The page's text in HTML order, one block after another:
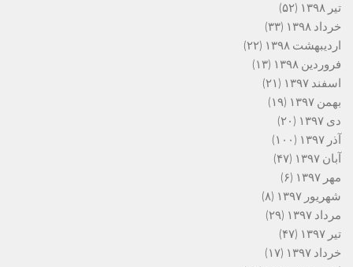
تیر ۱۳۹۸
(۵۲)
خرداد ۱۳۹۸
(۳۳)
اردیبهشت ۱۳۹۸
(۲۲)
فروردین ۱۳۹۸
(۱۳)
اسفند ۱۳۹۷
(۲۱)
بهمن ۱۳۹۷
(۱۹)
دی ۱۳۹۷
(۲۰)
آذر ۱۳۹۷
(۱۰۰)
آبان ۱۳۹۷
(۴۷)
مهر ۱۳۹۷
(۶)
شهریور ۱۳۹۷
(۸)
مرداد ۱۳۹۷
(۲۹)
تیر ۱۳۹۷
(۴۷)
خرداد ۱۳۹۷
(۱۷)